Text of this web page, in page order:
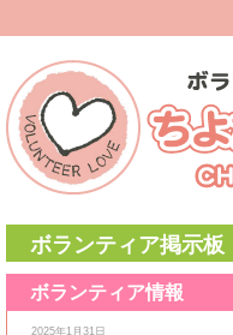
ボランティア掲示板
ボランティア情報
2025年1月31日